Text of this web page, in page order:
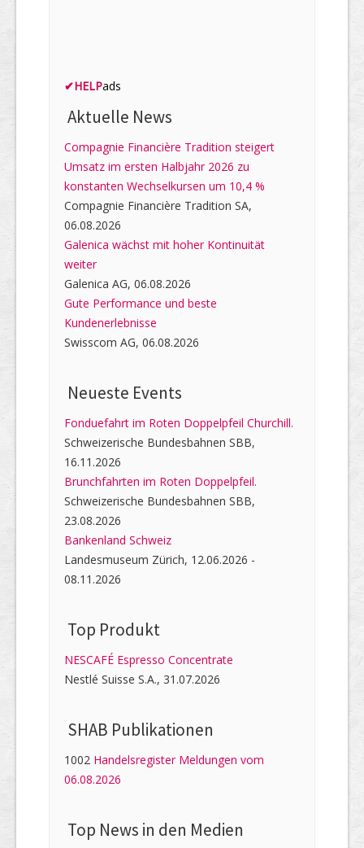
✔HELPads
Aktuelle News
Compagnie Financière Tradition steigert
Umsatz im ersten Halbjahr 2026 zu
konstanten Wechselkursen um 10,4 %
Compagnie Financière Tradition SA,
06.08.2026
Galenica wächst mit hoher Kontinuität
weiter
Galenica AG, 06.08.2026
Gute Performance und beste
Kundenerlebnisse
Swisscom AG, 06.08.2026
Neueste Events
Fonduefahrt im Roten Doppelpfeil Churchill.
Schweizerische Bundesbahnen SBB,
16.11.2026
Brunchfahrten im Roten Doppelpfeil.
Schweizerische Bundesbahnen SBB,
23.08.2026
Bankenland Schweiz
Landesmuseum Zürich, 12.06.2026 -
08.11.2026
Top Produkt
NESCAFÉ Espresso Concentrate
Nestlé Suisse S.A., 31.07.2026
SHAB Publi­kati­onen
1002 Handelsregister Meldungen vom
06.08.2026
Top News in den Medien